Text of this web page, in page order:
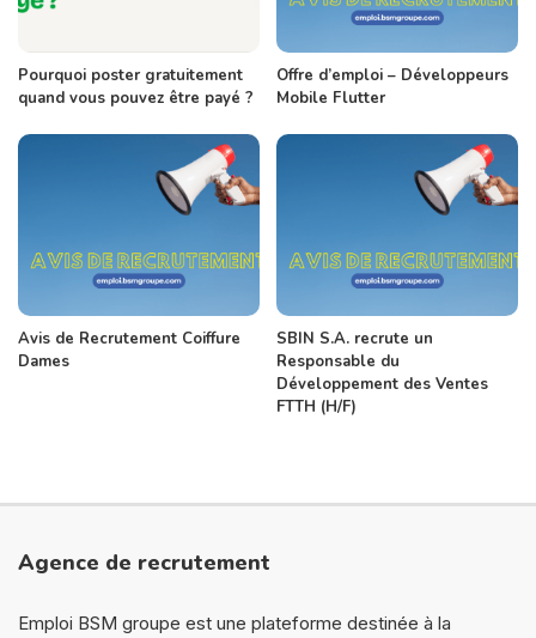
Pourquoi poster gratuitement
quand vous pouvez être payé ?
Offre d’emploi – Développeurs
Mobile Flutter
Avis de Recrutement Coiffure
Dames
SBIN S.A. recrute un
Responsable du
Développement des Ventes
FTTH (H/F)
Agence de recrutement
Emploi BSM groupe est une plateforme destinée à la